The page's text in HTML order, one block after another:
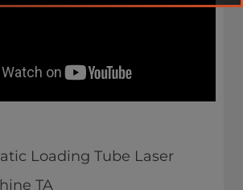
Loading Tube Laser
TA